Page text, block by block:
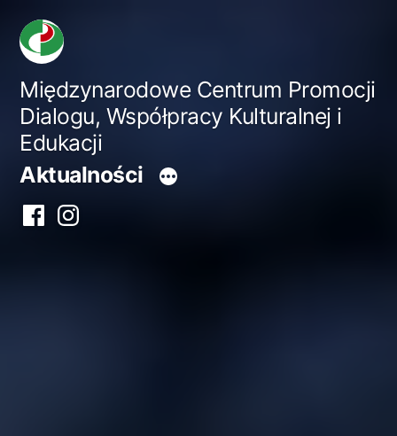
Przejdź
treściMiędzynarodowe Centrum Promocji
Dialogu, Współpracy Kulturalnej i
Edukacji
Aktualności
FacebookInstagram